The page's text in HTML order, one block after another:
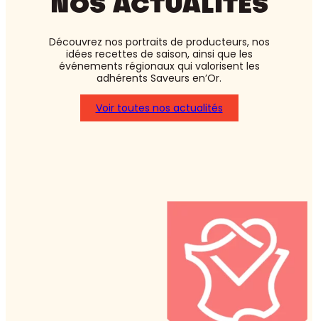
NOS ACTUALITÉS
Découvrez nos portraits de producteurs, nos
idées recettes de saison, ainsi que les
événements régionaux qui valorisent les
adhérents Saveurs en’Or.
Voir toutes nos actualités